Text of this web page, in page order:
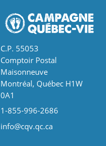
C.P. 55053
Comptoir Postal
Maisonneuve
Montréal, Québec H1W
0A1
1-855-996-2686
info@cqv.qc.ca